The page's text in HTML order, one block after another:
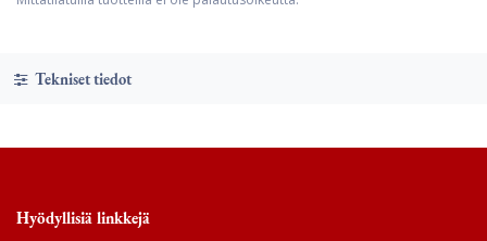
Tekniset tiedot
Hyödyllisiä linkkejä